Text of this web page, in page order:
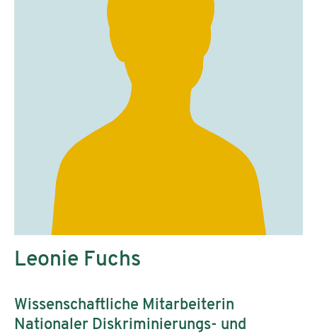
Leonie Fuchs
Wissenschaftliche Mitarbeiterin
Nationaler Diskriminierungs- und